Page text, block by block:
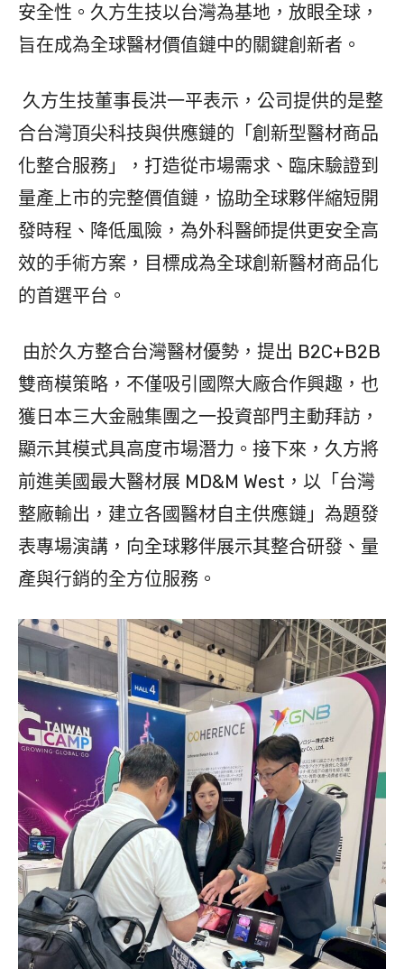
安全性。久方生技以台灣為基地，放眼全球，
旨在成為全球醫材價值鏈中的關鍵創新者。
久方生技董事長洪一平表示，公司提供的是整
合台灣頂尖科技與供應鏈的「創新型醫材商品
化整合服務」，打造從市場需求、臨床驗證到
量產上市的完整價值鏈，協助全球夥伴縮短開
發時程、降低風險，為外科醫師提供更安全高
效的手術方案，目標成為全球創新醫材商品化
的首選平台。
由於久方整合台灣醫材優勢，提出 B2C+B2B
雙商模策略，不僅吸引國際大廠合作興趣，也
獲日本三大金融集團之一投資部門主動拜訪，
顯示其模式具高度市場潛力。接下來，久方將
前進美國最大醫材展 MD&M West，以「台灣
整廠輸出，建立各國醫材自主供應鏈」為題發
表專場演講，向全球夥伴展示其整合研發、量
產與行銷的全方位服務。